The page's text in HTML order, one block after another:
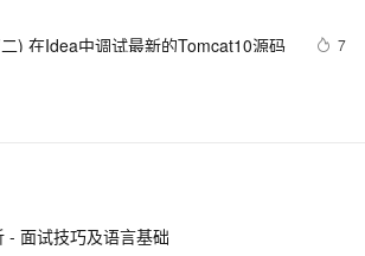
) 在Idea中调试最新的Tomcat10源码 7
程序员：快速构建 DDD 后端工程模
务
服务器环境搭建、
- 面试技巧及语言基础